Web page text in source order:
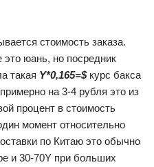
стоимость заказа.
юань, но посредник
такая Y*0,165=$курс бакса
на 3-4 рубля это из
процент в стоимость
момент относительно
по Китаю это обычно
и 30-70Y при больших